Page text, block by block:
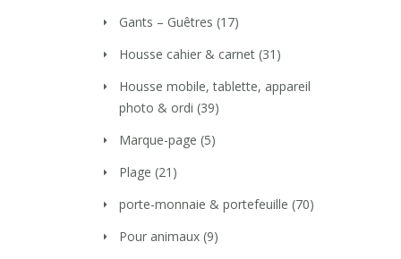
Gants – Guêtres (17)
Housse cahier & carnet (31)
Housse mobile, tablette, appareil
photo & ordi (39)
Marque-page (5)
Plage (21)
porte-monnaie & portefeuille (70)
Pour animaux (9)